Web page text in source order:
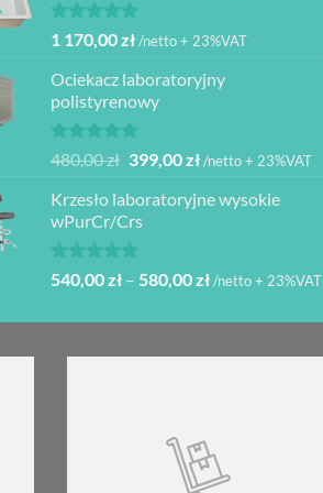
Oceniono
na 5
1 170,00zł/netto + 23%VAT
Ociekacz laboratoryjny
polistyrenowy
Oceniono
na 5
480,00zł Pierwotna
wynosiła:
480,00 zł.
399,00złAktualna
wynosi:
/netto + 23%VAT
Krzesło laboratoryjne wysokie
wPurCr/Crs
Oceniono
na 5
540,00zł – 580,00złZakres
od
/netto + 23%VAT